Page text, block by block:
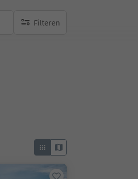
Filteren
geen actieve filters